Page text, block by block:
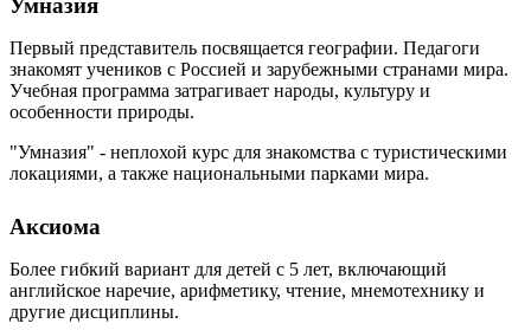
Умназия
Первый представитель посвящается географии. Педагоги
знакомят учеников с Россией и зарубежными странами мира.
Учебная программа затрагивает народы, культуру и
особенности природы.
"Умназия" - неплохой курс для знакомства с туристическими
локациями, а также национальными парками мира.
Аксиома
Более гибкий вариант для детей с 5 лет, включающий
английское наречие, арифметику, чтение, мнемотехнику и
другие дисциплины.